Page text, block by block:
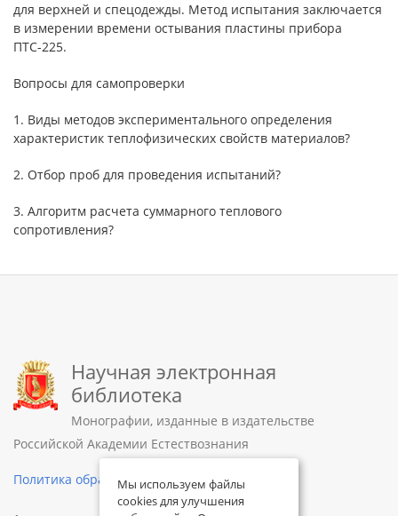
для верхней и спецодежды. Метод испытания заключается
в измерении времени остывания пластины прибора
ПТС-225.
Вопросы для самопроверки
1. Виды методов экспериментального определения
характеристик теплофизических свойств материалов?
2. Отбор проб для проведения испытаний?
3. Алгоритм расчета суммарного теплового
сопротивления?
Научная электронная
библиотека
Монографии, изданные в издательстве
Российской Академии Естествознания
Политика обработки персональных данных
Мы используем файлы
cookies для улучшения